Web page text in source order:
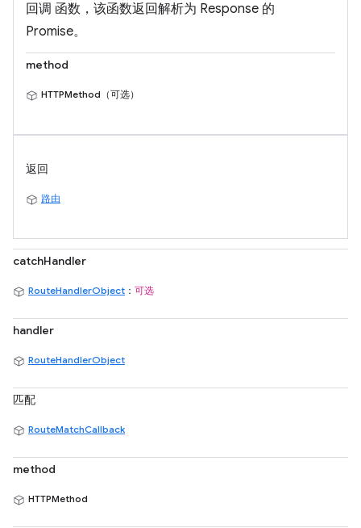
回调 函数，该函数返回解析为 Response 的
Promise。
method
HTTPMethod（可选）
返回
路由
catchHandler
RouteHandlerObject ： 可选
handler
RouteHandlerObject
匹配
RouteMatchCallback
method
HTTPMethod